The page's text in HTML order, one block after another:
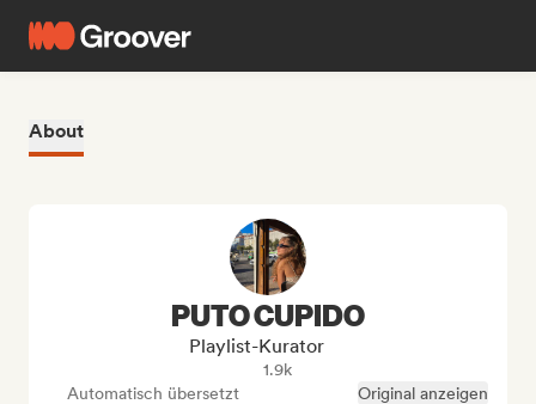
About
PUTO CUPIDO
Playlist-Kurator
1.9k
Automatisch übersetzt
Original anzeigen